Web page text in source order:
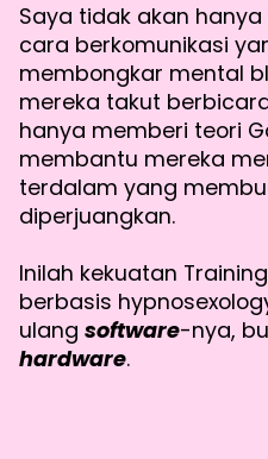
Saya tidak akan
cara berkomunikasi
membongkar mental
mereka takut
hanya memberi teori
membantu mereka
terdalam yang
diperjuangkan.
Inilah kekuatan
berbasis
ulang software-nya,
hardware.